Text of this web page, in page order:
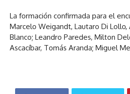
La formación confirmada para el
Marcelo Weigandt, Lautaro Di Lollo,
Blanco; Leandro Paredes, Milton
Ascacíbar, Tomás Aranda; Miguel